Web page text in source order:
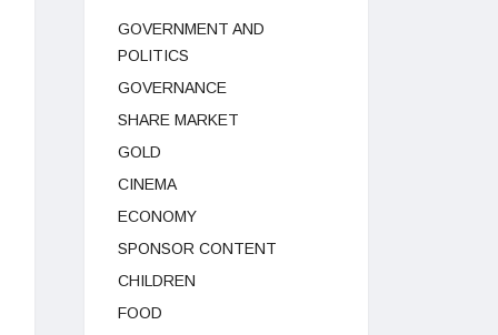
GOVERNMENT AND
POLITICS
GOVERNANCE
SHARE MARKET
GOLD
CINEMA
ECONOMY
SPONSOR CONTENT
CHILDREN
FOOD